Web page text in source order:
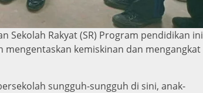
Sekolah Rakyat (SR) Program pendidikan ini
kemiskinan dan mengangkat
sungguh-sungguh di sini, anak-